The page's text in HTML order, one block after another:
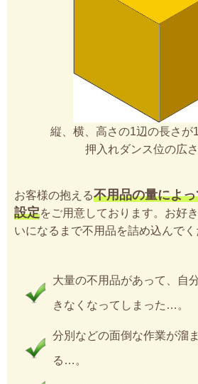
縦、横、高さの1辺の長さが
押入れダンス位の広さ
お客様の抱える不用品の量によ
設定をご用意しております。お好
いになるまで不用品を詰め込んでく
大量の不用品があって、自
きなくなってしまった…。
分別などの面倒な作業が溜
る…。